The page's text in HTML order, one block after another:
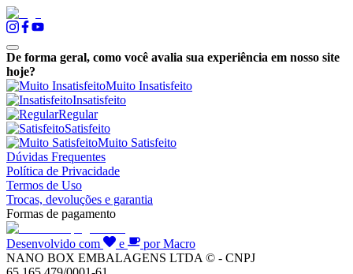
De forma geral, como você avalia sua experiência em nosso site
hoje?
Muito Insatisfeito
Insatisfeito
Regular
Satisfeito
Muito Satisfeito
Dúvidas Frequentes
Política de Privacidade
Termos de Uso
Trocas, devoluções e garantia
Formas de pagamento
Desenvolvido com e
por Macro
NANO BOX EMBALAGENS LTDA © - CNPJ